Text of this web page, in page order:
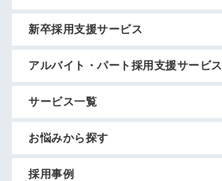
新卒採用支援サービス
アルバイト・パート採用支援サービス
サービス一覧
お悩みから探す
採用事例